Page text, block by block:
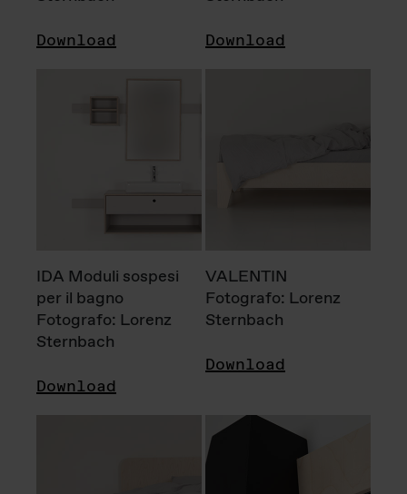
Download Download
IDA Moduli sospesi
per il bagno
Fotografo: Lorenz
Sternbach
Download
VALENTIN
Fotografo: Lorenz
Sternbach
Download